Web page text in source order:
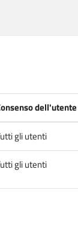
dell'utente
gli utenti
gli utenti